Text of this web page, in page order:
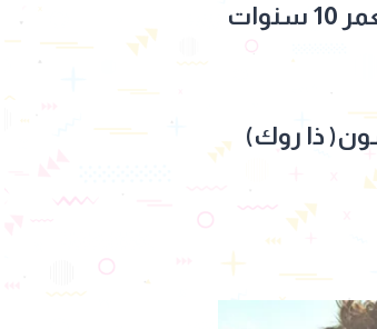
جونسون، وزوجته لورين هاشيان، بالإضافة إلى ابنتيه الصغيرتين جاسمين البالغة من العمر 10 سنوات
ذا روك)